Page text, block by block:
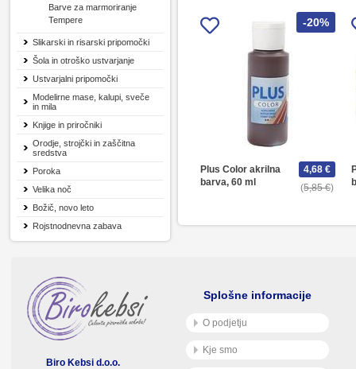
Barve za marmoriranje
Tempere
Slikarski in risarski pripomočki
Šola in otroško ustvarjanje
Ustvarjalni pripomočki
Modelirne mase, kalupi, sveče
in mila
Knjige in priročniki
Orodje, strojčki in zaščitna
sredstva
Poroka
Velika noč
Božič, novo leto
Rojstnodnevna zabava
-20%
Plus Color akrilna
barva, 60 ml
5,85 €
4,68 €
Biro Kebsi d.o.o.
Splošne informacije
O podjetju
Kje smo